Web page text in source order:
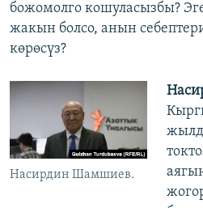
божомолго кошуласызбы?
жакын болсо, анын
көрөсүз?
Насирдин Шамшиев.